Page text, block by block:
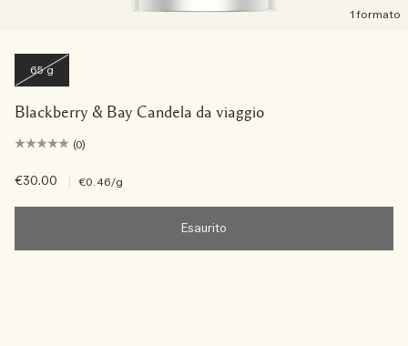
1 formato
65 g
Blackberry & Bay Candela da viaggio
(0)
€30.00 €0.46/g
Esaurito